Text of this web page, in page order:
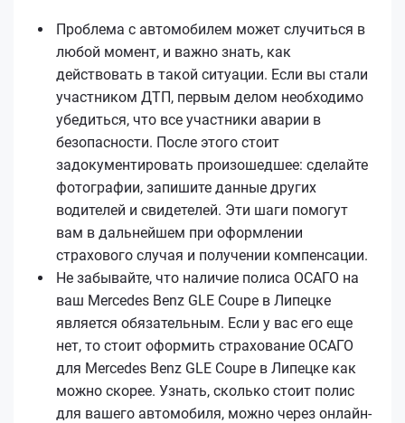
Проблема с автомобилем может случиться в
любой момент, и важно знать, как
действовать в такой ситуации. Если вы стали
участником ДТП, первым делом необходимо
убедиться, что все участники аварии в
безопасности. После этого стоит
задокументировать произошедшее: сделайте
фотографии, запишите данные других
водителей и свидетелей. Эти шаги помогут
вам в дальнейшем при оформлении
страхового случая и получении компенсации.
Не забывайте, что наличие полиса ОСАГО на
ваш Mercedes Benz GLE Coupe в Липецке
является обязательным. Если у вас его еще
нет, то стоит оформить страхование ОСАГО
для Mercedes Benz GLE Coupe в Липецке как
можно скорее. Узнать, сколько стоит полис
для вашего автомобиля, можно через онлайн-